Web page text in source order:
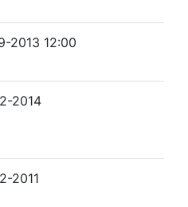
2013 12:00
2014
2011